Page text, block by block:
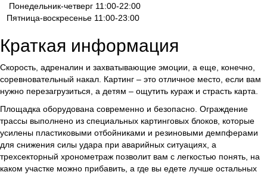
Понедельник-четверг 11:00-22:00
Пятница-воскресенье 11:00-23:00
Краткая информация
Скорость, адреналин и захватывающие эмоции, а еще, конечно,
соревновательный накал. Картинг – это отличное место, если вам
нужно перезагрузиться, а детям – ощутить кураж и страсть карта.
Площадка оборудована современно и безопасно. Ограждение
трассы выполнено из специальных картинговых блоков, которые
усилены пластиковыми отбойниками и резиновыми демпферами
для снижения силы удара при аварийных ситуациях, а
трехсекторный хронометраж позволит вам с легкостью понять, на
каком участке можно прибавить, а где вы едете лучше остальных